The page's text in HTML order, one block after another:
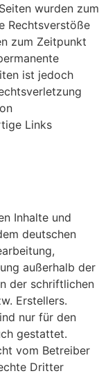
wurden zum
Rechtsverstöße
zum Zeitpunkt
ist jedoch
Links
Inhalte und
deutschen
außerhalb der
der schriftlichen
Erstellers.
nur für den
gestattet.
vom Betreiber
Dritter